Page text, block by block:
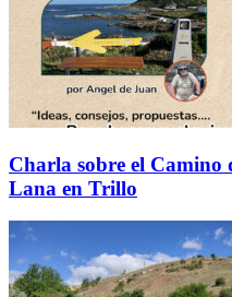
Charla sobre el Camino
Lana en Trillo